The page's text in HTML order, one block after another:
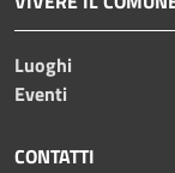
Luoghi
Eventi
CONTATTI